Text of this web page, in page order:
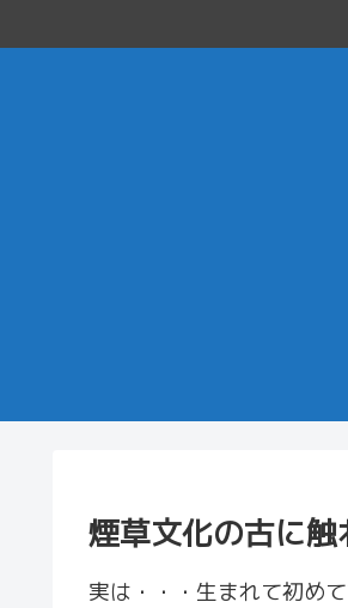
煙草文化の古に触
実は・・・生まれて初め